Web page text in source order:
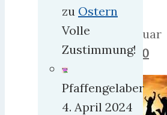
19.
Februar
2021 0
zu Ostern
Volle
Zustimmung!
Pfaffengelaber
4. April 2024